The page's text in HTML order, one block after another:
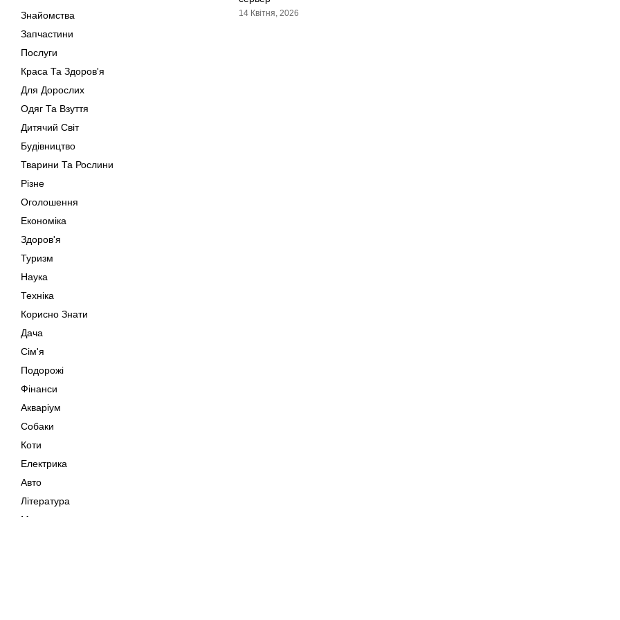
Знайомства
Запчастини
Послуги
Краса Та Здоров'я
Для Дорослих
Одяг Та Взуття
Дитячий Світ
Будівництво
Тварини Та Рослини
Різне
Оголошення
Економіка
Здоров'я
Туризм
Наука
Техніка
Корисно Знати
Дача
Сім'я
Подорожі
Фінанси
Акваріум
Собаки
Коти
Електрика
Авто
Література
Музика
14 Квітня, 2026